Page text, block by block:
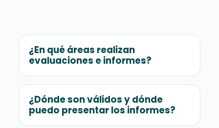
¿En qué áreas realizan
evaluaciones e informes?
tus requerimientos. Realizamos
evaluaciones clínicas (apoyo emocional,
¿Dónde son válidos y dónde
puedo presentar los informes?